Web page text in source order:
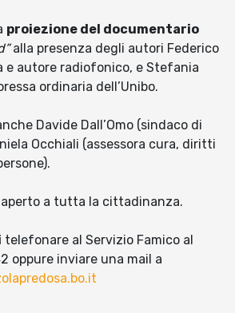
proiezione del documentario
alla presenza degli autori Federico
e autore radiofonico, e Stefania
ordinaria dell’Unibo.
Davide Dall’Omo (sindaco di
Occhiali (assessora cura, diritti
aperto a tutta la cittadinanza.
telefonare al Servizio Famico al
oppure inviare una mail a